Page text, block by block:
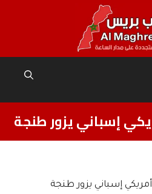
إسباني يزور طنجة